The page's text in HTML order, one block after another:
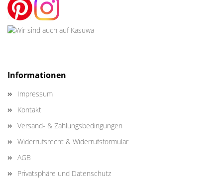
Informationen
Impressum
Kontakt
Versand- & Zahlungsbedingungen
Widerrufsrecht & Widerrufsformular
AGB
Privatsphäre und Datenschutz